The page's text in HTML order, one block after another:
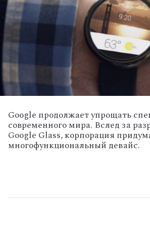
Google продолжает упрощать
современного мира. Вслед за
Google Glass, корпорация
многофункциональный девайс.